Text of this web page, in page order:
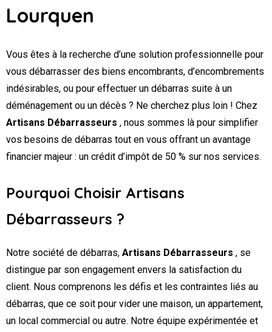
Lourquen
Vous êtes à la recherche d’une solution professionnelle pour
vous débarrasser des biens encombrants, d’encombrements
indésirables, ou pour effectuer un débarras suite à un
déménagement ou un décès ? Ne cherchez plus loin ! Chez
Artisans Débarrasseurs , nous sommes là pour simplifier
vos besoins de débarras tout en vous offrant un avantage
financier majeur : un crédit d’impôt de 50 % sur nos services.
Pourquoi Choisir Artisans
Débarrasseurs ?
Notre société de débarras, Artisans Débarrasseurs , se
distingue par son engagement envers la satisfaction du
client. Nous comprenons les défis et les contraintes liés au
débarras, que ce soit pour vider une maison, un appartement,
un local commercial ou autre. Notre équipe expérimentée et